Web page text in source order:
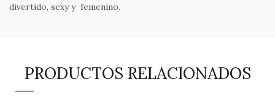
divertido, sexy y femenino.
PRODUCTOS RELACIONADOS